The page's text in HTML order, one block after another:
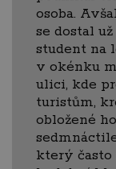
osoba.
se dostal
student na
v okénku
ulici, kde
turistům,
obložené
který